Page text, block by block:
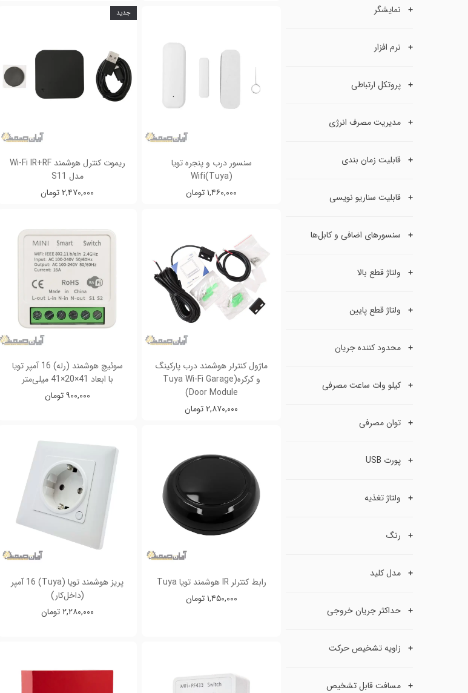
نمایشگر
نرم افزار
پروتکل ارتباطی
مدیریت مصرف انرژی
قابلیت زمان بندی
قابلیت سناریو نویسی
سنسورهای اضافی و کابل‌ها
ولتاژ قطع بالا
ولتاژ قطع پایین
محدود کننده جریان
کیلو وات ساعت مصرفی
توان مصرفی
پورت USB
ولتاژ تغذیه
رنگ
مدل کلید
حداکثر جریان خروجی
زاویه تشخیص حرکت
مسافت قابل تشخیص
سنسور درب و پنجره تویا
(Wifi(Tuya
۱,۴۶۰,۰۰۰ تومان
ریموت کنترل هوشمند Wi-Fi IR+RF
مدل S11
۲,۴۷۰,۰۰۰ تومان
جدید
ماژول کنترلر هوشمند درب پارکینگ
و کرکره(Tuya Wi-Fi Garage
Door Module)
۲,۸۷۰,۰۰۰ تومان
سوئیچ هوشمند (رله) 16 آمپر تویا
با ابعاد 41×20×41 میلی‌متر
۹۰۰,۰۰۰ تومان
رابط کنترلر IR هوشمند تویا Tuya
۱,۴۵۰,۰۰۰ تومان
پریز هوشمند تویا (Tuya) 16 آمپر
(داخل‌کار)
۲,۲۸۰,۰۰۰ تومان